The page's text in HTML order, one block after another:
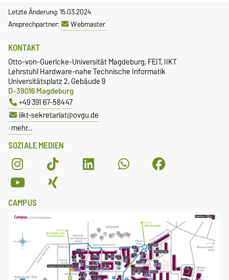
Letzte Änderung: 15.03.2024
Ansprechpartner:
Webmaster
SOZIALE MEDIEN
KONTAKT
Otto-von-Guericke-Universität Magdeburg, FEIT, IIKT
Lehrstuhl Hardware-nahe Technische Informatik
Universitätsplatz 2, Gebäude 9
D-39016 Magdeburg
+49 391 67-58447
iikt-sekretariat@ovgu.de
mehr…
CAMPUS